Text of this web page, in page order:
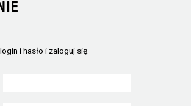
i hasło i zaloguj się.